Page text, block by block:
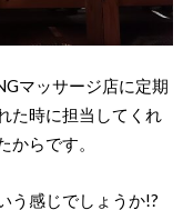
マッサージ店に定期
た時に担当してくれ
らです。
う感じでしょうか!?